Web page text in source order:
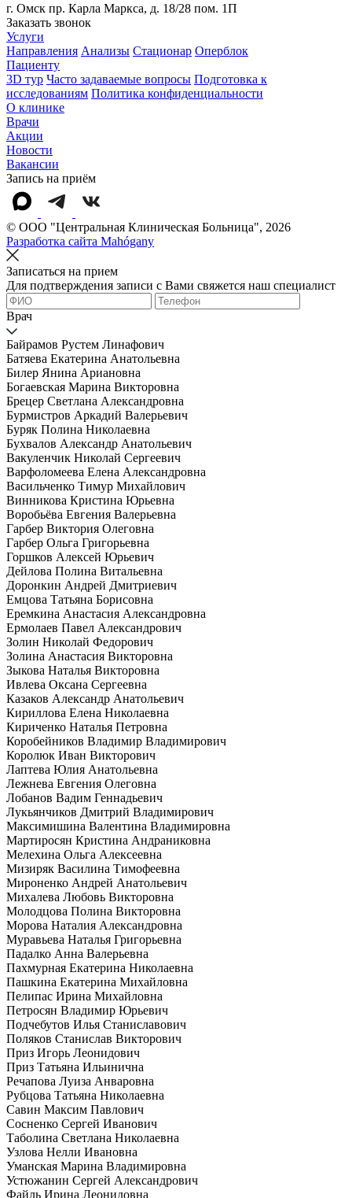
г. Омск пр. Карла Маркса, д. 18/28 пом. 1П
Заказать звонок
Услуги
Направления Анализы Стационар Оперблок
Пациенту
3D тур Часто задаваемые вопросы Подготовка к
исследованиям Политика конфиденциальности
О клинике
Врачи
Акции
Новости
Вакансии
Запись на приём
© OOO "Центральная Клиническая Больница", 2026
Разработка сайта Mahógany
Записаться на прием
Для подтверждения записи с Вами свяжется наш специалист
Врач
Байрамов Рустем Линафович
Батяева Екатерина Анатольевна
Билер Янина Ариановна
Богаевская Марина Викторовна
Брецер Светлана Александровна
Бурмистров Аркадий Валерьевич
Буряк Полина Николаевна
Бухвалов Александр Анатольевич
Вакуленчик Николай Сергеевич
Варфоломеева Елена Александровна
Васильченко Тимур Михайлович
Винникова Кристина Юрьевна
Воробьёва Евгения Валерьевна
Гарбер Виктория Олеговна
Гарбер Ольга Григорьевна
Горшков Алексей Юрьевич
Дейлова Полина Витальевна
Доронкин Андрей Дмитриевич
Емцова Татьяна Борисовна
Еремкина Анастасия Александровна
Ермолаев Павел Александрович
Золин Николай Федорович
Золина Анастасия Викторовна
Зыкова Наталья Викторовна
Ивлева Оксана Сергеевна
Казаков Александр Анатольевич
Кириллова Елена Николаевна
Кириченко Наталья Петровна
Коробейников Владимир Владимирович
Королюк Иван Викторович
Лаптева Юлия Анатольевна
Лежнева Евгения Олеговна
Лобанов Вадим Геннадьевич
Лукьянчиков Дмитрий Владимирович
Максимишина Валентина Владимировна
Мартиросян Кристина Андраниковна
Мелехина Ольга Алексеевна
Мизиряк Василина Тимофеевна
Мироненко Андрей Анатольевич
Михалева Любовь Викторовна
Молодцова Полина Викторовна
Морова Наталия Александровна
Муравьева Наталья Григорьевна
Падалко Анна Валерьевна
Пахмурная Екатерина Николаевна
Пашкина Екатерина Михайловна
Пелипас Ирина Михайловна
Петросян Владимир Юрьевич
Подчебутов Илья Станиславович
Поляков Станислав Викторович
Приз Игорь Леонидович
Приз Татьяна Ильинична
Речапова Луиза Анваровна
Рубцова Татьяна Николаевна
Савин Максим Павлович
Сосненко Сергей Иванович
Таболина Светлана Николаевна
Узлова Нелли Ивановна
Уманская Марина Владимировна
Устюжанин Сергей Александрович
Файль Ирина Леонидовна